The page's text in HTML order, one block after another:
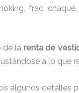
frac,
de la renta de
a lo que
algunos detalles